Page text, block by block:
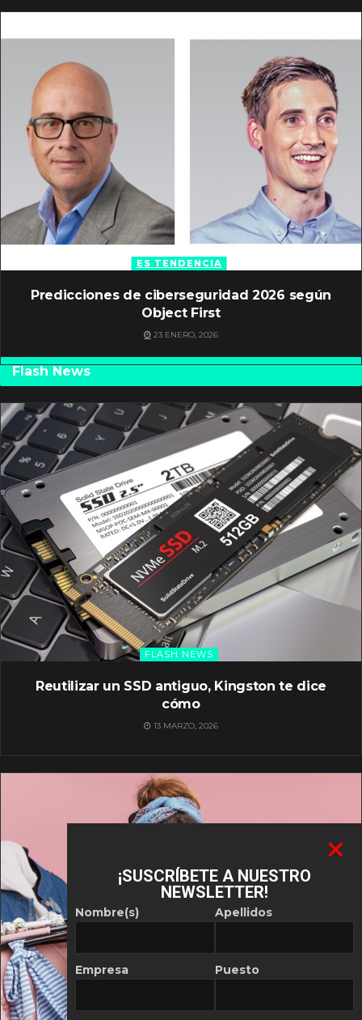
ES TENDENCIA
Predicciones de ciberseguridad 2026 según
Object First
23 ENERO, 2026
Flash News
FLASH NEWS
Reutilizar un SSD antiguo, Kingston te dice
cómo
13 MARZO, 2026
¡SUSCRÍBETE A NUESTRO
NEWSLETTER!
Nombre(s)
Empresa
Apellidos
Puesto